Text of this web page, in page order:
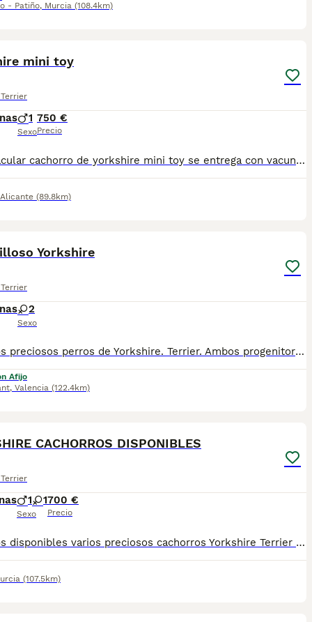
- Patiño, Murcia (108.4km)
mini toy
1
Sexo
750 €
Precio
espectacular cachorro de yorkshire mini toy se entrega con vacuna cartilla desparasitación y garantía Es un macho solo queda uno, su precio 750
Alicante (89.8km)
Yorkshire
2
Sexo
Tenemos preciosos perros de Yorkshire. Terrier. Ambos progenitores procedimientos de excelentes y exitosas líneas de cría de Yorkshire Terrier. Todos los perros son desparasitados y vacunados, y solos entran en una familia que es muy responsable. Los cachorros son crían y son familiares y son muy sociables.
Afijo
, Valencia (122.4km)
CACHORROS DISPONIBLES
1 1
Sexo
700 €
Precio
Tenemos disponibles varios preciosos cachorros Yorkshire Terrier color chocolate, criados con mucho cariño, atención y en un entorno familiar. Destacan por su espectacular tonalidad chocolate, un color exótico y poco común, mucho menos visto que el tradicional, lo que los hace aún más especiales y llamativos. ✨ ✅ Se entregan con: 🐶 Vacuna correspondiente a su edad. 📖 Cartilla sanitaria. 💊 Desparasitación al día. 🩺 Revisión veterinaria completa. 📸 Las fotografías son reales de nuestros cachorros. No utilizamos imágenes de internet ni pertenecemos a multicriaderos. Mostramos exactamente los pequeños que tenemos disponibles. 📹 Enviamos vídeos por WhatsApp para que puedas ver a los cachorritos con total tranquilidad y comprobar su estado, belleza y carácter. 🚚 Posibilidad de envío a toda España. Para formalizar la reserva se solicita una señal mínima de 200 €. Si estás buscando un Yorkshire Terrier de color chocolate, exclusivo, elegante y criado con dedicación, no dudes en ponerte en contacto para recibir más información. Estaremos encantados de ayudarte a encontrar a tu nuevo compañero de vida. ❤️🐾
(107.5km)